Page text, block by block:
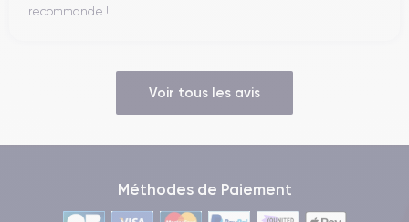
recommande !
Voir tous les avis
Méthodes de Paiement